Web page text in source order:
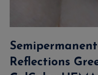
Reflections